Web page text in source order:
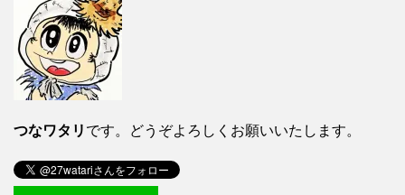
つなワタリ です。どうぞよろしくお願いいたします。